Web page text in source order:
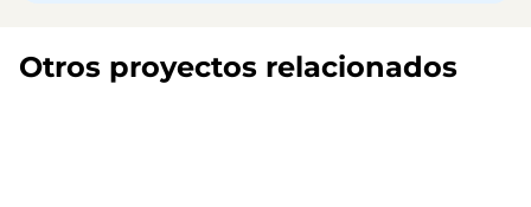
Otros proyectos relacionados